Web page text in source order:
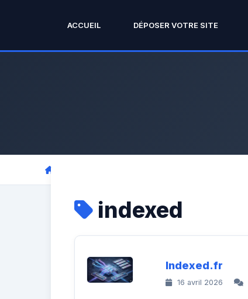
ACCUEIL DÉPOSER VOTRE SITE
indexed
Indexed.fr
16 avril 2026